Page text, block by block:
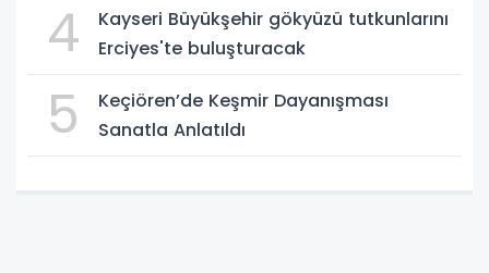
4
Kayseri Büyükşehir gökyüzü tutkunlarını
Erciyes'te buluşturacak
5
Keçiören’de Keşmir Dayanışması
Sanatla Anlatıldı